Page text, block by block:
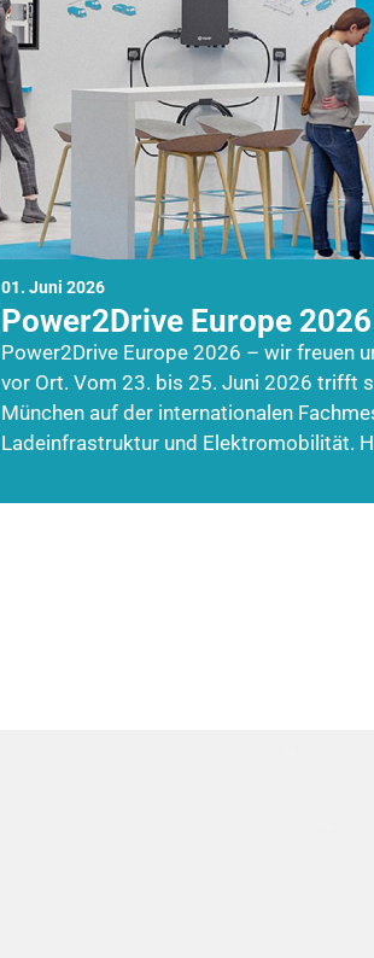
01. Juni 2026
Power2Drive Europe 2026
Power2Drive Europe 2026 – wir freuen
vor Ort. Vom 23. bis 25. Juni 2026 trifft
München auf der internationalen
Ladeinfrastruktur und Elektromobilität.